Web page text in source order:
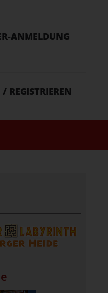
ANMELDUNG
REGISTRIEREN